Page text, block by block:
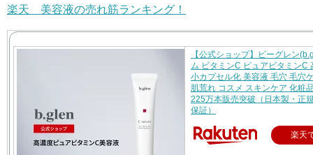
楽天 美容液の売れ筋ランキング！
【公式ショップ】ビーグレン
ム ビタミンC ピュアビタミンC
小カプセル化 美容液 毛穴 毛穴
肌荒れ コスメ スキンケア 化粧
225万本販売突破（日本製・正
保証）
楽天